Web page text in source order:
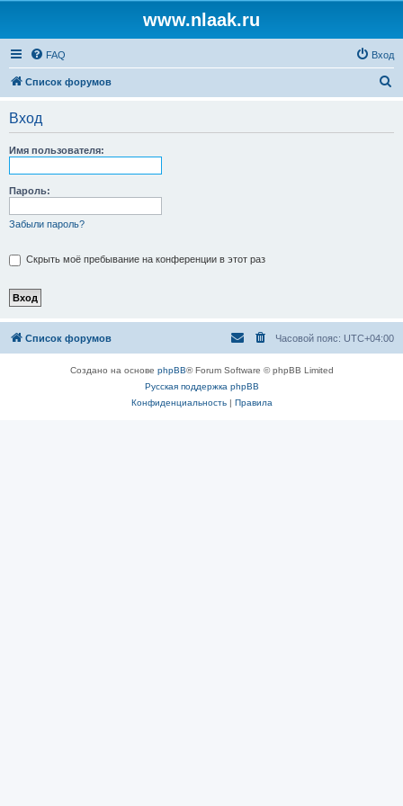
www.nlaak.ru
FAQ Вход
Список форумов
Вход
Имя пользователя:
Пароль:
Забыли пароль?
Скрыть моё пребывание на конференции в этот раз
Список форумов Часовой пояс: UTC+04:00
Создано на основе phpBB® Forum Software © phpBB Limited
Русская поддержка phpBB
Конфиденциальность| Правила